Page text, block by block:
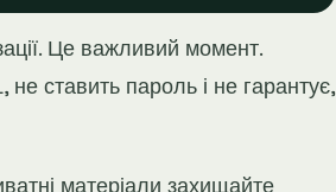
Це важливий момент.
ставить пароль і не гарантує,
матеріали захищайте